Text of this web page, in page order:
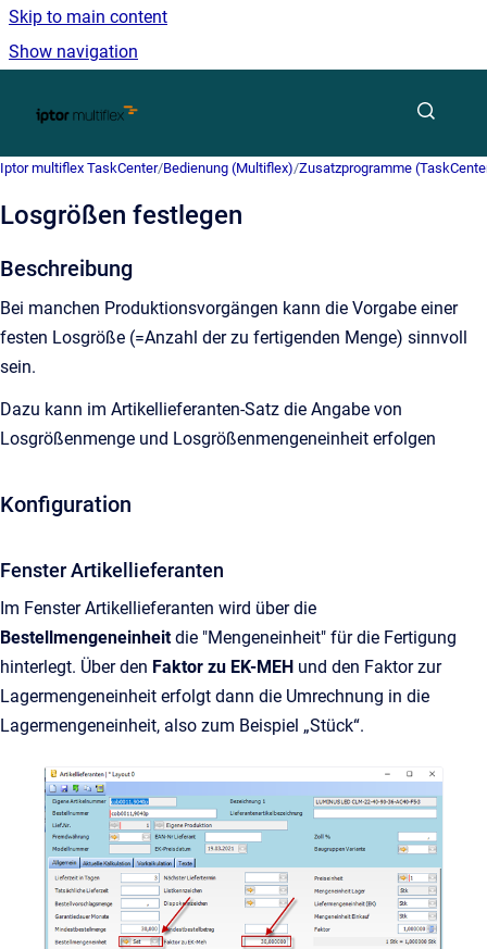
Skip to main content
Show navigation
Iptor multiflex TaskCenter/Bedienung (Multiflex)/Zusatzprogramme
Losgrößen festlegen
Beschreibung
Bei manchen Produktionsvorgängen kann die Vorgabe einer
festen Losgröße (=Anzahl der zu fertigenden Menge) sinnvoll
sein.
Dazu kann im Artikellieferanten-Satz die Angabe von
Losgrößenmenge und Losgrößenmengeneinheit erfolgen
Konfiguration
Fenster Artikellieferanten
Im Fenster Artikellieferanten wird über die
Bestellmengeneinheitdie "Mengeneinheit" für die Fertigung
hinterlegt. Über den Faktor zu EK-MEH und den Faktor zur
Lagermengeneinheit erfolgt dann die Umrechnung in die
Lagermengeneinheit, also zum Beispiel „Stück“.